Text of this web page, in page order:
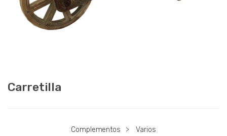
Carretilla
Complementos >
Varios